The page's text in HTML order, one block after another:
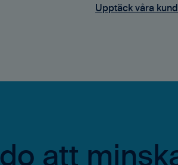
Upptäck våra
att